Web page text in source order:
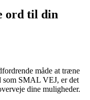
ord til din
måde at træne
som SMAL VEJ, er det
dine muligheder.